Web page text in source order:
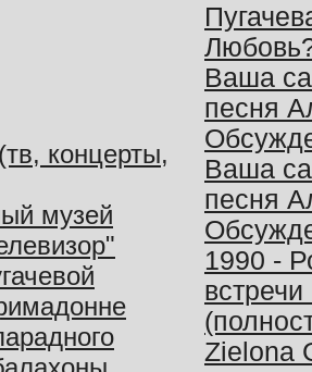
концерты,
музей
Ваша
песня
Ваша
песня
1990 -
Zielona